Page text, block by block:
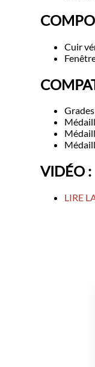
Cuir
VIDÉO :
LIRE